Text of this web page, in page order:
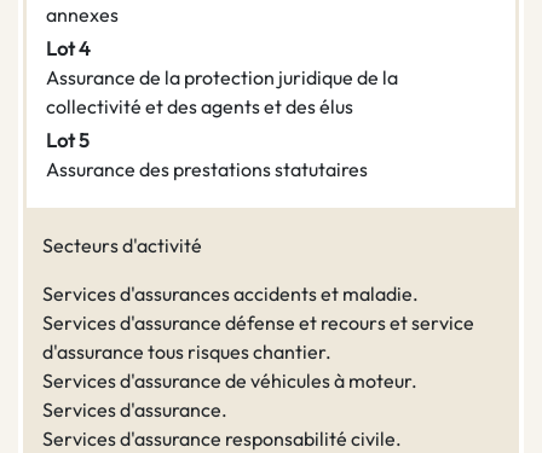
annexes
Lot 4
Assurance de la protection juridique de la
collectivité et des agents et des élus
Lot 5
Assurance des prestations statutaires
Secteurs d'activité
Services d'assurances accidents et maladie.
Services d'assurance défense et recours et service
d'assurance tous risques chantier.
Services d'assurance de véhicules à moteur.
Services d'assurance.
Services d'assurance responsabilité civile.